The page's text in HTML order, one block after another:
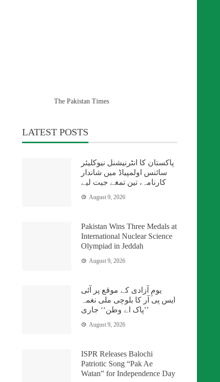
The Pakistan Times
LATEST POSTS
پاکستان کا انٹرنیشنل نیوکلیئر
سائنس اولمپیاڈ میں شاندار
کارنامہ، تین تمغے جیت لیے
August 9, 2026
Pakistan Wins Three Medals at
International Nuclear Science
Olympiad in Jeddah
August 9, 2026
یومِ آزادی کے موقع پر آئی
ایس پی آر کا بلوچی ملی نغمہ
’’پاک اے وطن‘‘ جاری
August 9, 2026
ISPR Releases Balochi
Patriotic Song “Pak Ae
Watan” for Independence Day